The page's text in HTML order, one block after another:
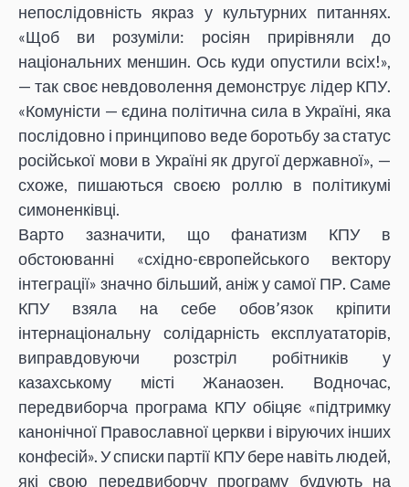
непослідовність якраз у культурних питаннях.
«Щоб ви розуміли: росіян прирівняли до
національних меншин. Ось куди опустили всіх!»,
— так своє невдоволення демонструє лідер КПУ.
«Комуністи — єдина політична сила в Україні, яка
послідовно і принципово веде боротьбу за статус
російської мови в Україні як другої державної», —
схоже, пишаються своєю роллю в політикумі
симоненківці.
Варто зазначити, що фанатизм КПУ в
обстоюванні «східно-європейського вектору
інтеграції» значно більший, аніж у самої ПР. Саме
КПУ взяла на себе обов’язок кріпити
інтернаціональну солідарність експлуататорів,
виправдовуючи розстріл робітників у
казахському місті Жанаозен. Водночас,
передвиборча програма КПУ обіцяє «підтримку
канонічної Православної церкви і віруючих інших
конфесій». У списки партії КПУ бере навіть людей,
які свою передвиборчу програму будують на